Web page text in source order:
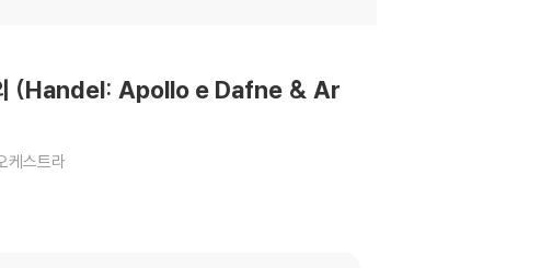
외 (Handel: Apollo e Dafne & Ar
케스트라